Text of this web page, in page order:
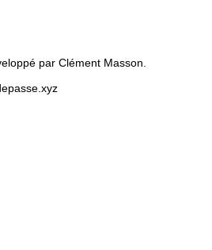
par Clément Masson.